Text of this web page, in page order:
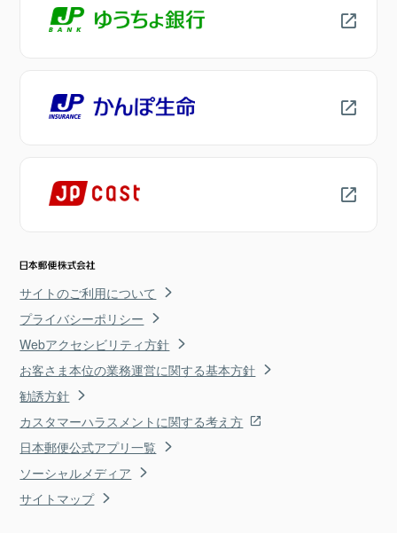
サイトのご利用について
プライバシーポリシー
Webアクセシビリティ方針
お客さま本位の業務運営に関する基本方針
勧誘方針
カスタマーハラスメントに関する考え方
日本郵便公式アプリ一覧
ソーシャルメディア
サイトマップ